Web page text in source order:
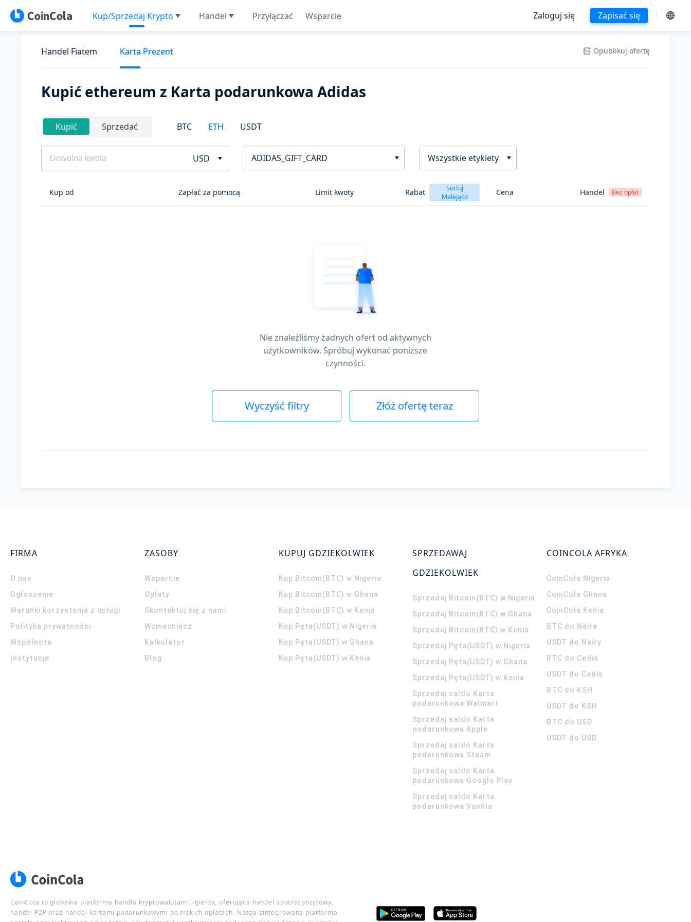
Kup/Sprzedaj Krypto Handel Przyłączać Wsparcie Zaloguj się Zapisać się
Handel Fiatem Karta Prezent Opublikuj ofertę
Kupić ethereum z Karta podarunkowa Adidas
Kupić Sprzedać BTC ETH USDT
USD ADIDAS_GIFT_CARD Wszystkie etykiety
Kup od Zapłać za pomocą Limit kwoty Rabat
Sortuj
Malejąco
Cena Handel Bez opłat
Nie znaleźliśmy żadnych ofert od aktywnych
użytkowników. Spróbuj wykonać poniższe
czynności.
Wyczyść filtry Złóż ofertę teraz
FIRMA
O nas
Ogłoszenie
Warunki korzystania z usługi
Polityka prywatności
Wspólnota
Instytucje
ZASOBY
Wsparcie
Opłaty
Skontaktuj się z nami
Wzmacniacz
Kalkulator
Blog
KUPUJ GDZIEKOLWIEK
Kup Bitcoin(BTC) w Nigeria
Kup Bitcoin(BTC) w Ghana
Kup Bitcoin(BTC) w Kenia
Kup Pęta(USDT) w Nigeria
Kup Pęta(USDT) w Ghana
Kup Pęta(USDT) w Kenia
SPRZEDAWAJ
GDZIEKOLWIEK
Sprzedaj Bitcoin(BTC) w Nigeria
Sprzedaj Bitcoin(BTC) w Ghana
Sprzedaj Bitcoin(BTC) w Kenia
Sprzedaj Pęta(USDT) w Nigeria
Sprzedaj Pęta(USDT) w Ghana
Sprzedaj Pęta(USDT) w Kenia
Sprzedaj saldo Karta
podarunkowa Walmart
Sprzedaj saldo Karta
podarunkowa Apple
Sprzedaj saldo Karta
podarunkowa Steam
Sprzedaj saldo Karta
podarunkowa Google Play
Sprzedaj saldo Karta
podarunkowa Vanilla
COINCOLA AFRYKA
CoinCola Nigeria
CoinCola Ghana
CoinCola Kenia
BTC do Naira
USDT do Nairy
BTC do Cedis
USDT do Cedis
BTC do KSH
USDT do KSH
BTC do USD
USDT do USD
CoinCola to globalna platforma handlu kryptowalutami i giełda, oferująca handel spot/depozytowy,
handel P2P oraz handel kartami podarunkowymi po niskich opłatach. Nasza zintegrowana platforma